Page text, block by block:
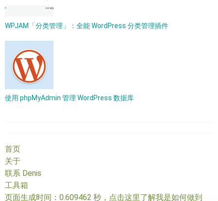
WPJAM「分类管理」：全能 WordPress 分类管理插件
使用 phpMyAdmin 管理 WordPress 数据库
首页
关于
联系 Denis
工具箱
页面生成时间：0.609462 秒， 点击这里了解我是如何做到